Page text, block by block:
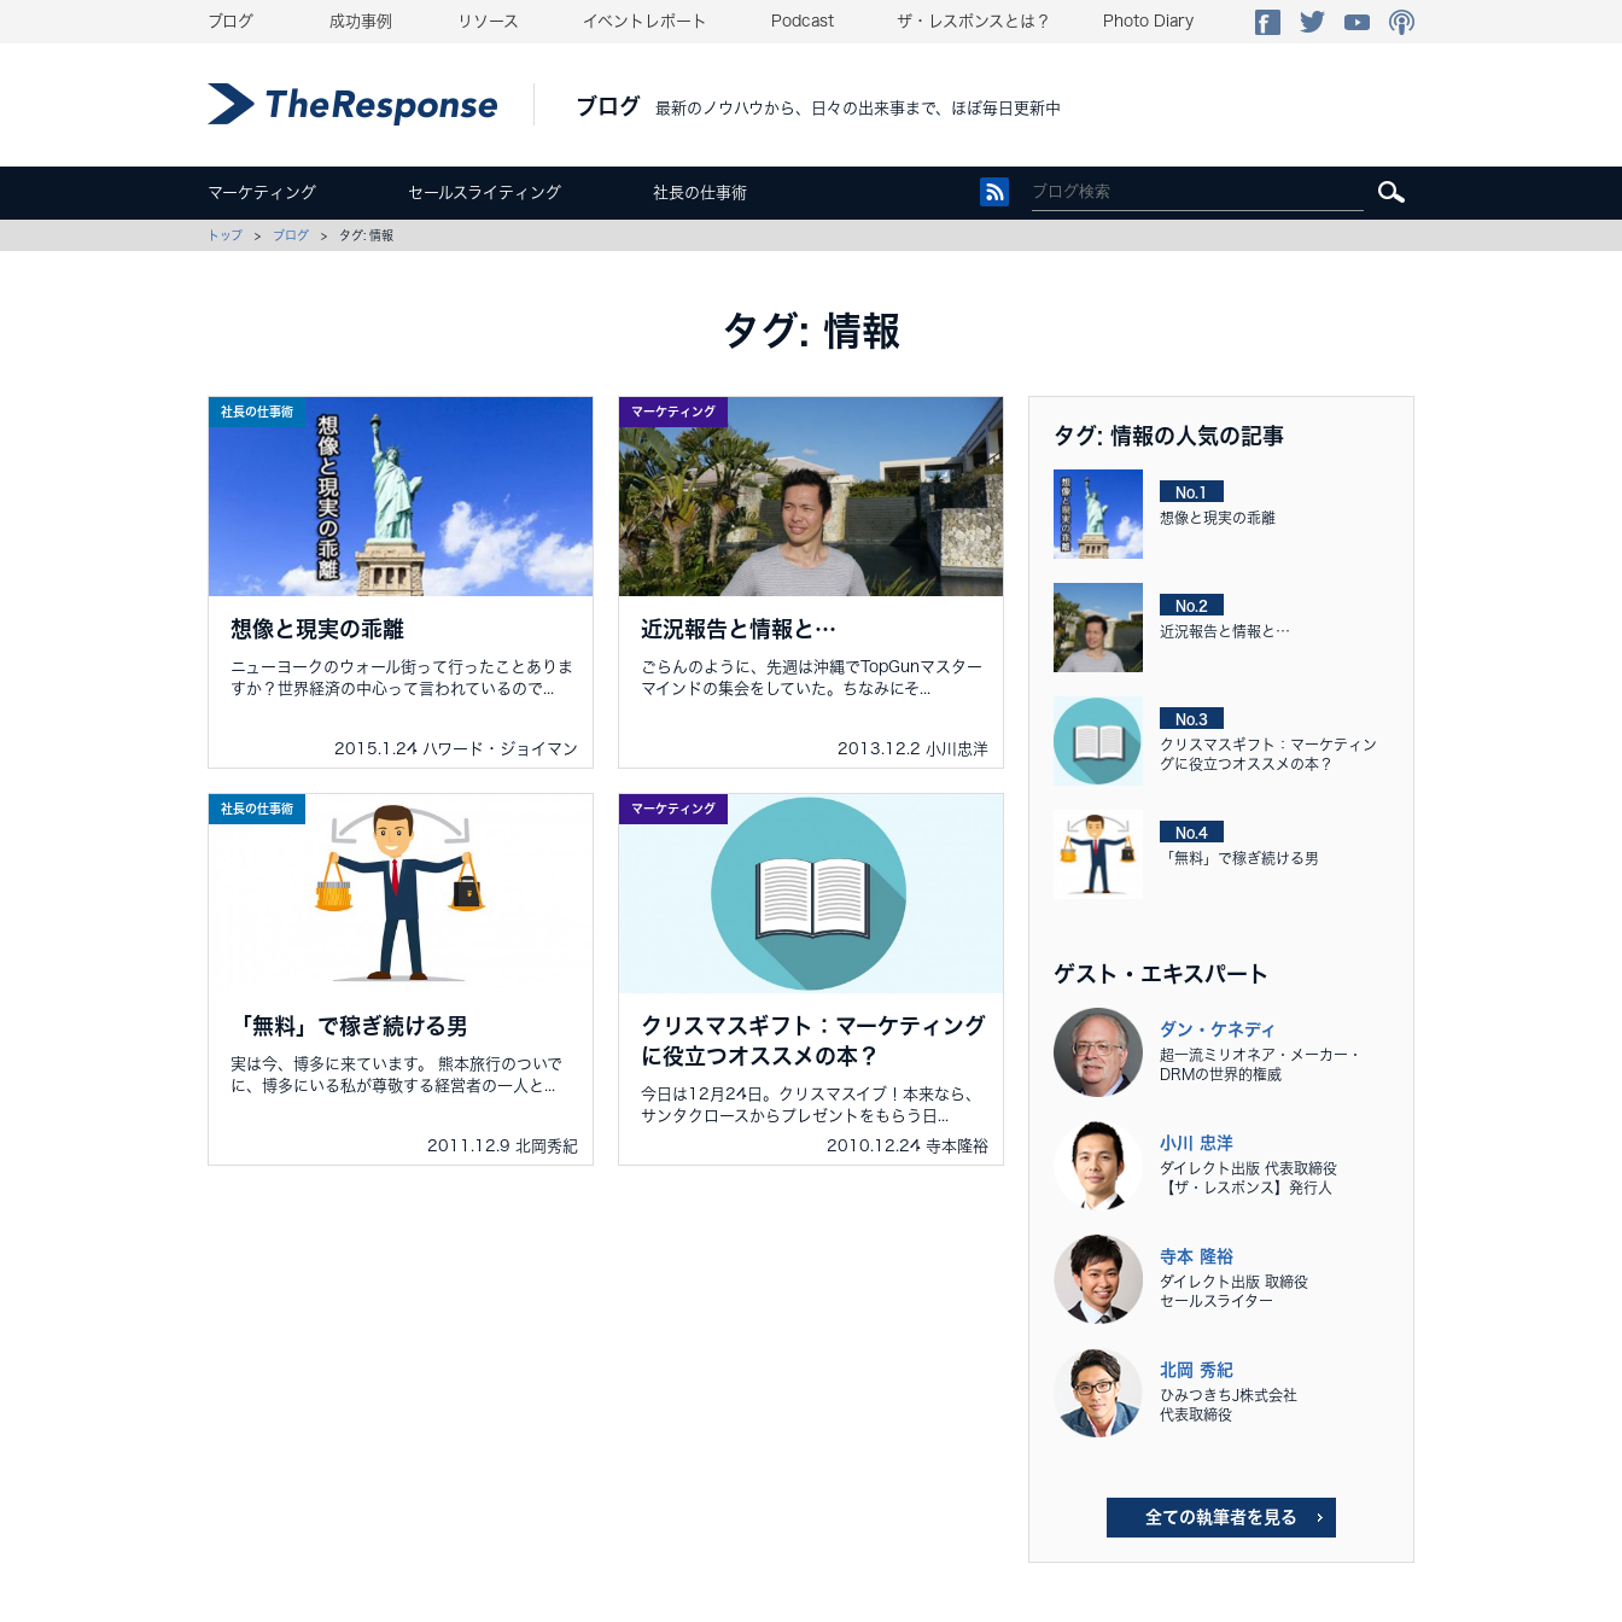
ブログ 成功事例 リソース イベントレポート Podcast ザ・レスポンスとは？ Photo Diary
ブログ 最新のノウハウから、日々の出来事まで、ほぼ毎日更新中
マーケティング セールスライティング 社長の仕事術
トップ > ブログ > タグ: 情報
タグ: 情報
社長の仕事術
想像と現実の乖離
ニューヨークのウォール街って行ったことありま
すか？世界経済の中心って言われているので...
2015.1.24 ハワード・ジョイマン
マーケティング
近況報告と情報と…
ごらんのように、先週は沖縄でTopGunマスター
マインドの集会をしていた。ちなみにそ...
2013.12.2 小川忠洋
社長の仕事術
「無料」で稼ぎ続ける男
実は今、博多に来ています。 熊本旅行のついで
に、博多にいる私が尊敬する経営者の一人と...
2011.12.9 北岡秀紀
マーケティング
クリスマスギフト：マーケティング
に役立つオススメの本？
今日は12月24日。クリスマスイブ！本来なら、
サンタクロースからプレゼントをもらう日...
2010.12.24 寺本隆裕
タグ: 情報の人気の記事
No.1
想像と現実の乖離
No.2
近況報告と情報と…
No.3
クリスマスギフト：マーケティン
グに役立つオススメの本？
No.4
「無料」で稼ぎ続ける男
ゲスト・エキスパート
ダン・ケネディ
超一流ミリオネア・メーカー・
DRMの世界的権威
小川 忠洋
ダイレクト出版 代表取締役
【ザ・レスポンス】発行人
寺本 隆裕
ダイレクト出版 取締役
セールスライター
北岡 秀紀
ひみつきちJ株式会社
代表取締役
全ての執筆者を見る